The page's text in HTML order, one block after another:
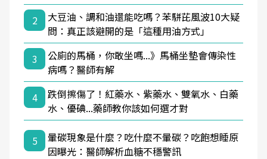
2
大豆油、調和油還能吃嗎？苯駢芘風波10大疑
問：真正該避開的是「這種用油方式」
3
公廁的馬桶，你敢坐嗎...》馬桶坐墊會傳染性
病嗎？醫師有解
4
跌倒擦傷了！紅藥水、紫藥水、雙氧水、白藥
水、優碘...藥師教你該如何選才對
5
暈碳現象是什麼？吃什麼不暈碳？吃飽想睡原
因曝光：醫師解析血糖不穩警訊